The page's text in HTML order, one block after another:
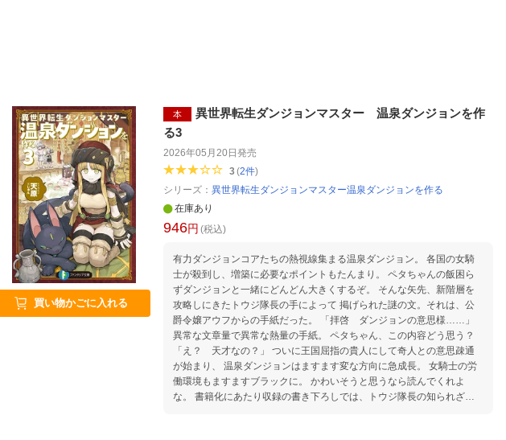
買い物かごに入れる
本
異世界転生ダンジョンマスター 温泉ダンジョンを作
る3
2026年05月20日発売
3(2件)
シリーズ： 異世界転生ダンジョンマスター温泉ダンジョンを作る
在庫あり
946円 (税込)
有力ダンジョンコアたちの熱視線集まる温泉ダンジョン。 各国の女騎
士が殺到し、増築に必要なポイントもたんまり。 ペタちゃんの飯困ら
ずダンジョンと一緒にどんどん大きくするぞ。 そんな矢先、新階層を
攻略しにきたトウジ隊長の手によって 掲げられた謎の文。それは、公
爵令嬢アウフからの手紙だった。 「拝啓 ダンジョンの意思様……」
異常な文章量で異常な熱量の手紙。 ペタちゃん、この内容どう思う？
「え？ 天才なの？」 ついに王国屈指の貴人にして奇人との意思疎通
が始まり、 温泉ダンジョンはますます変な方向に急成長。 女騎士の労
働環境もますますブラックに。 かわいそうと思うなら読んでくれよ
な。 書籍化にあたり収録の書き下ろしでは、トウジ隊長の知られざる